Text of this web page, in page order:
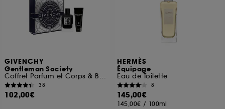
GIVENCHY
Gentleman Society
Coffret Parfum et Corps & Bain
38
102,00€
HERMÈS
Équipage
Eau de Toilette
8
145,00€
145,00€ / 100ml